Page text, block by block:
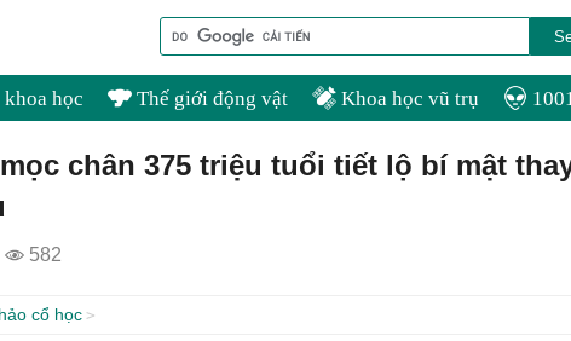
học Thế giới động vật Khoa học vũ trụ
chân 375 triệu tuổi tiết lộ bí mật
582
cổ học